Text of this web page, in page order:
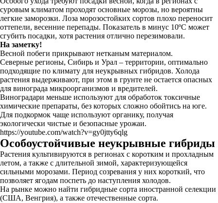
суровым климатом проходят основные морозы, но вероятны
легкие заморозки. Лоза морозостойких сортов плохо переносит
оттепели, весенние перепады. Показатель в минус 10ºC может
сгубить посадки, хотя растения отлично перезимовали.
На заметку!
Весной побеги прикрывают нетканым материалом.
Северные регионы, Сибирь и Урал – территории, оптимально
подходящие по климату для неукрывных гибридов. Холода
растения выдерживают, при этом в грунте не остается опасных
для винограда микроорганизмов и вредителей.
Виноградари меньше используют для обработок токсичные
химические препараты, без которых сложно обойтись на юге.
Для подкормок чаще используют органику, получая
экологически чистые и безопасные урожаи.
https://youtube.com/watch?v=gy0jtty6qlg
Особоустойчивые неукрывные гибриды
Растения культивируются в регионах с коротким и прохладным
летом, а также с длительной зимой, характеризующейся
сильными морозами. Период созревания у них короткий, что
позволяет ягодам поспеть до наступления холодов.
На рынке можно найти гибридные сорта иностранной селекции
(США, Венгрия), а также отечественные сорта.